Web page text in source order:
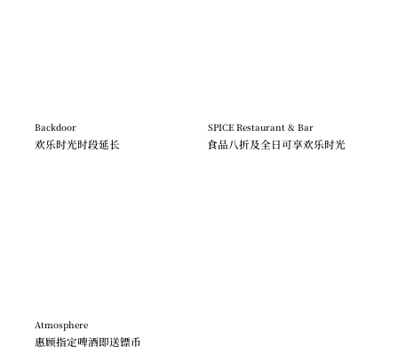
Backdoor
欢乐时光时段延长
SPICE Restaurant & Bar
食品八折及全日可享欢乐时光
Atmosphere
惠顾指定啤酒即送镖币